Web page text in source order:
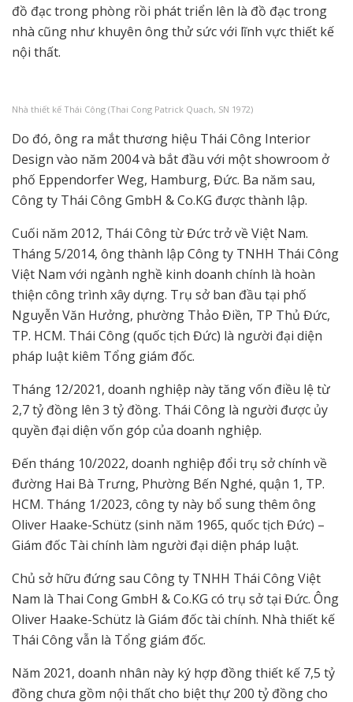
đồ đạc trong phòng rồi phát triển lên là đồ đạc trong
nhà cũng như khuyên ông thử sức với lĩnh vực thiết kế
nội thất.
Nhà thiết kế Thái Công (Thai Cong Patrick Quach, SN 1972)
Do đó, ông ra mắt thương hiệu Thái Công Interior
Design vào năm 2004 và bắt đầu với một showroom ở
phố Eppendorfer Weg, Hamburg, Đức. Ba năm sau,
Công ty Thái Công GmbH & Co.KG được thành lập.
Cuối năm 2012, Thái Công từ Đức trở về Việt Nam.
Tháng 5/2014, ông thành lập Công ty TNHH Thái Công
Việt Nam với ngành nghề kinh doanh chính là hoàn
thiện công trình xây dựng. Trụ sở ban đầu tại phố
Nguyễn Văn Hưởng, phường Thảo Điền, TP Thủ Đức,
TP. HCM. Thái Công (quốc tịch Đức) là người đại diện
pháp luật kiêm Tổng giám đốc.
Tháng 12/2021, doanh nghiệp này tăng vốn điều lệ từ
2,7 tỷ đồng lên 3 tỷ đồng. Thái Công là người được ủy
quyền đại diện vốn góp của doanh nghiệp.
Đến tháng 10/2022, doanh nghiệp đổi trụ sở chính về
đường Hai Bà Trưng, Phường Bến Nghé, quận 1, TP.
HCM. Tháng 1/2023, công ty này bổ sung thêm ông
Oliver Haake-Schütz (sinh năm 1965, quốc tịch Đức) –
Giám đốc Tài chính làm người đại diện pháp luật.
Chủ sở hữu đứng sau Công ty TNHH Thái Công Việt
Nam là Thai Cong GmbH & Co.KG có trụ sở tại Đức. Ông
Oliver Haake-Schütz là Giám đốc tài chính. Nhà thiết kế
Thái Công vẫn là Tổng giám đốc.
Năm 2021, doanh nhân này ký hợp đồng thiết kế 7,5 tỷ
đồng chưa gồm nội thất cho biệt thự 200 tỷ đồng cho